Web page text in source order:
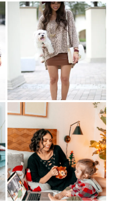
Back home...in neutrals!
Endless Wonder